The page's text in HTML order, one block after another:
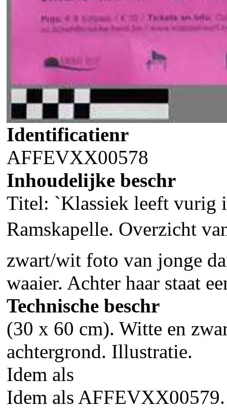
Identificatienr
AFFEVXX00578
Inhoudelijke beschr
Titel: `Klassiek leeft vurig
Ramskapelle. Overzicht
zwart/wit foto van jonge
waaier. Achter haar staat
Technische beschr
(30 x 60 cm). Witte en
achtergrond. Illustratie.
Idem als
Idem als